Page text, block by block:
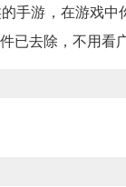
手游，在游戏
已去除，不用看